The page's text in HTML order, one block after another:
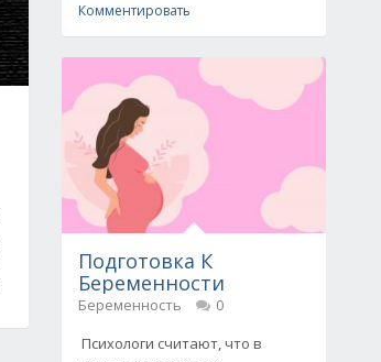
Комментировать
Подготовка К
Беременности
Беременность
0
Психологи считают, что в